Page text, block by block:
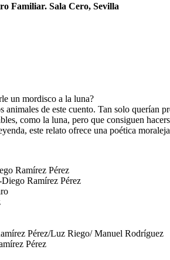
Familiar. Sala Cero, Sevilla
un mordisco a la luna?
animales de este cuento. Tan solo querían
como la luna, pero que consiguen
este relato ofrece una poética
Ramírez Pérez
Ramírez Pérez
Pérez/Luz Riego/ Manuel Rodríguez
Pérez